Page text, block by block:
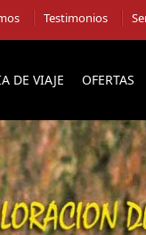
Testimonios
DE VIAJE OFERTAS